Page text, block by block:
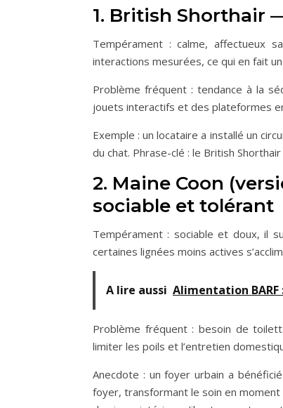
1. British Shorthair
Tempérament : calme, affectueux
interactions mesurées, ce qui en fait
Problème fréquent : tendance à la
jouets interactifs et des plateformes
Exemple : un locataire a installé un
du chat. Phrase-clé : le British
2. Maine Coon
sociable et tolérant
Tempérament : sociable et doux, il
certaines lignées moins actives
A lire aussi Alimentation
Problème fréquent : besoin de
limiter les poils et l’entretien
Anecdote : un foyer urbain a
foyer, transformant le soin en